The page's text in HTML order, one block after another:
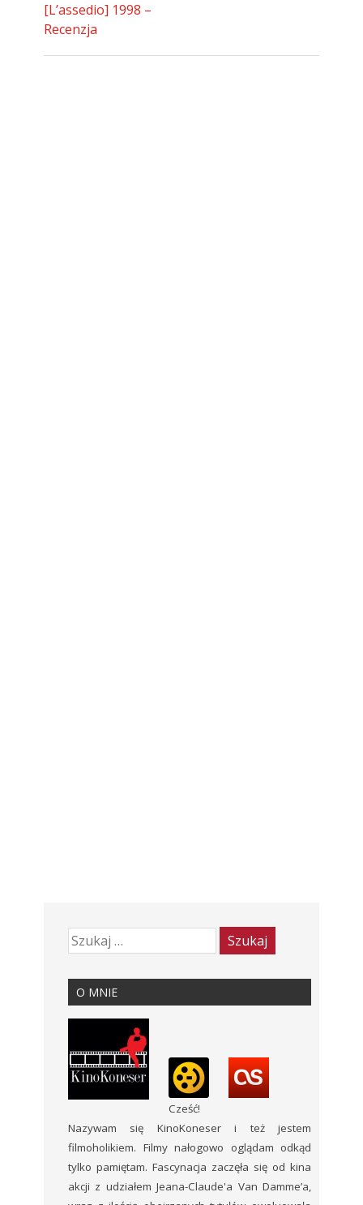
[L’assedio] 1998 –
Recenzja
O MNIE
Cześć!
Nazywam się KinoKoneser i też jestem
filmoholikiem. Filmy nałogowo oglądam odkąd
tylko pamiętam. Fascynacja zaczęła się od kina
akcji z udziałem Jeana-Claude'a Van Damme’a,